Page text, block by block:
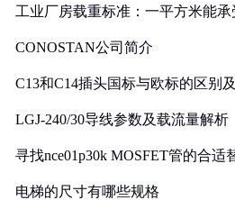
工业厂房载重标准：一平方米能
CONOSTAN公司简介
C13和C14插头国标与欧标的区别
LGJ-240/30导线参数及载流量解析
寻找nce01p30k MOSFET管的合适
电梯的尺寸有哪些规格